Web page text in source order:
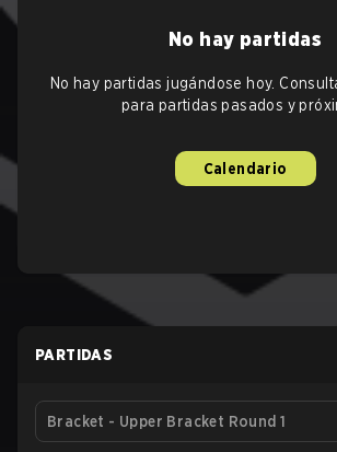
No hay partidas
No hay partidas jugándose hoy.
para partidas pasados y
Calendario
PARTIDAS
Bracket - Upper Bracket Round 1